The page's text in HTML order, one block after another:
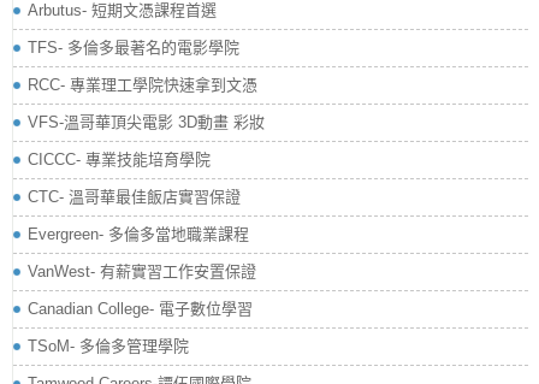
Arbutus- 短期文憑課程首選
TFS- 多倫多最著名的電影學院
RCC- 專業理工學院快速拿到文憑
VFS-溫哥華頂尖電影 3D動畫 彩妝
CICCC- 專業技能培育學院
CTC- 溫哥華最佳飯店實習保證
Evergreen- 多倫多當地職業課程
VanWest- 有薪實習工作安置保證
Canadian College- 電子數位學習
TSoM- 多倫多管理學院